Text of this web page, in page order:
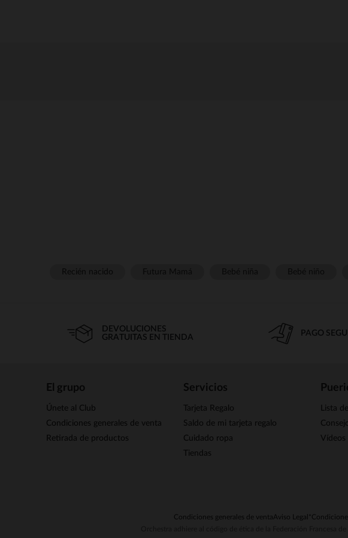
DEVOLUCIONES
GRATUITAS EN TIENDA
PAGO
El grupo
Únete al Club
Condiciones generales de venta
Retirada de productos
Servicios
Tarjeta Regalo
Saldo de mi tarjeta regalo
Cuidado ropa
Tiendas
Lista
Vídeos
Condiciones generales de ventaAviso Legal